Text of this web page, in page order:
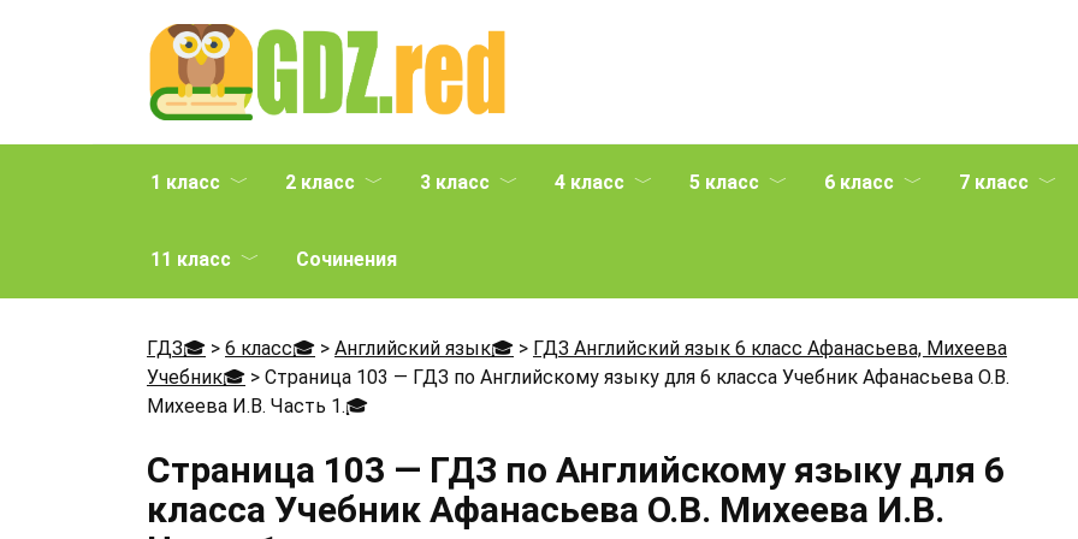
1 класс 2 класс 3 класс 4 класс 5 класс 6 класс 7 класс
11 класс Сочинения
ГДЗ🎓 > 6 класс🎓 > Английский язык🎓 > ГДЗ Английский язык 6 класс Афанасьева, Михеева
Учебник🎓 > Страница 103 — ГДЗ по Английскому языку для 6 класса Учебник Афанасьева О.В.
Михеева И.В. Часть 1.🎓
Страница 103 — ГДЗ по Английскому языку для 6
класса Учебник Афанасьева О.В. Михеева И.В.